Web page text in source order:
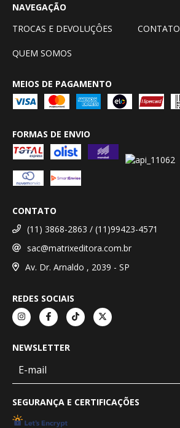
NAVEGAÇÃO
TROCAS E DEVOLUÇÔES
CONTATO
QUEM SOMOS
MEIOS DE PAGAMENTO
FORMAS DE ENVIO
CONTATO
(11) 3868-2863 / (11)99423-4571
sac@matrixeditora.com.br
Av. Dr. Arnaldo , 2039 - SP
REDES SOCIAIS
NEWSLETTER
SEGURANÇA E CERTIFICAÇÕES